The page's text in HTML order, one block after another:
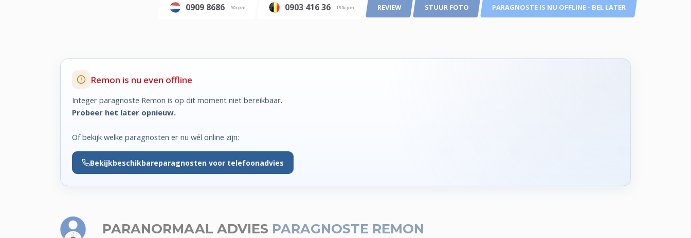
0909 8686 90cpm 0903 416 36 150cpm REVIEW STUUR FOTO PARAGNOSTE IS NU OFFLINE - BEL LATER
Remon is nu even offline
Integer paragnoste Remon is op dit moment niet bereikbaar.
Probeer het later opnieuw.
Of bekijk welke paragnosten er nu wél online zijn:
Bekijkbeschikbareparagnosten voor telefoonadvies
PARANORMAAL ADVIES PARAGNOSTE REMON